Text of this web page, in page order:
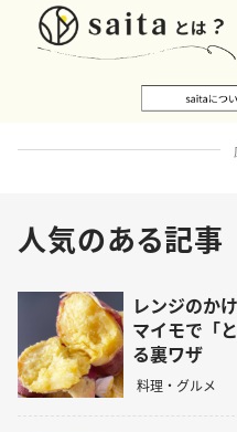
人気のある記事
レンジのか
マイモで「
る裏ワザ
料理・グルメ